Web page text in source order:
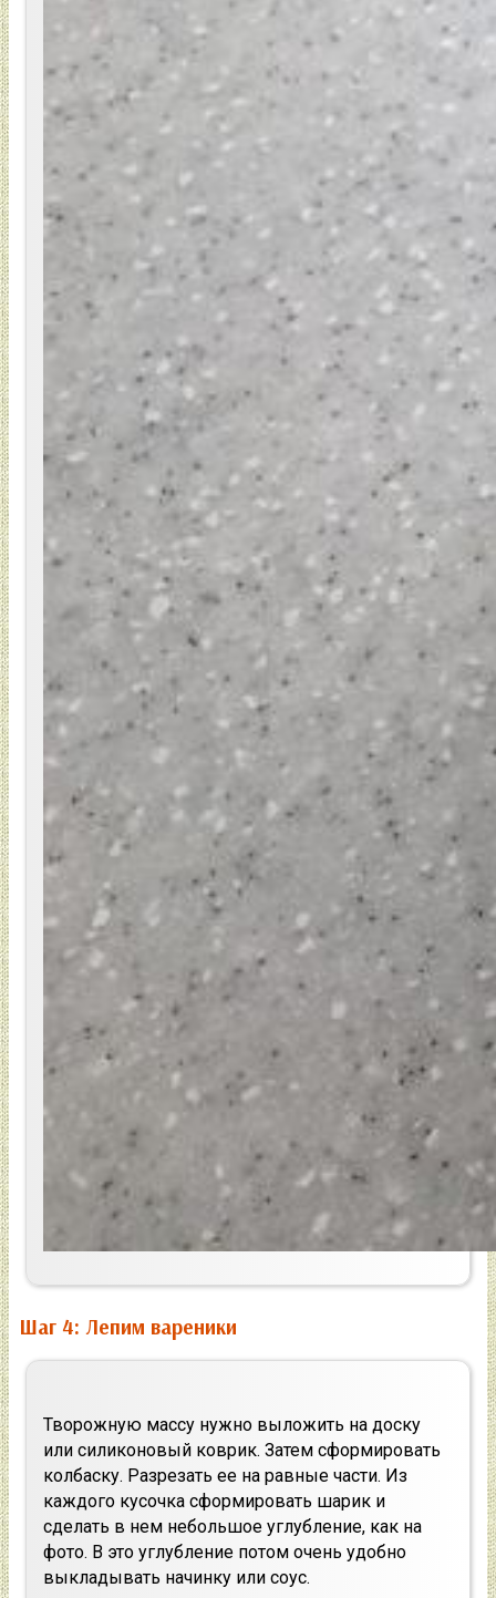
Шаг 4: Лепим вареники
Творожную массу нужно выложить на доску
или силиконовый коврик. Затем сформировать
колбаску. Разрезать ее на равные части. Из
каждого кусочка сформировать шарик и
сделать в нем небольшое углубление, как на
фото. В это углубление потом очень удобно
выкладывать начинку или соус.